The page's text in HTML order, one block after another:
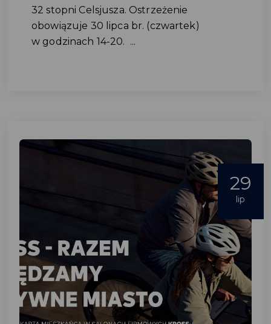
32 stopni Celsjusza. Ostrzeżenie
obowiązuje 30 lipca br. (czwartek)
w godzinach 14-20. ...
29
lip